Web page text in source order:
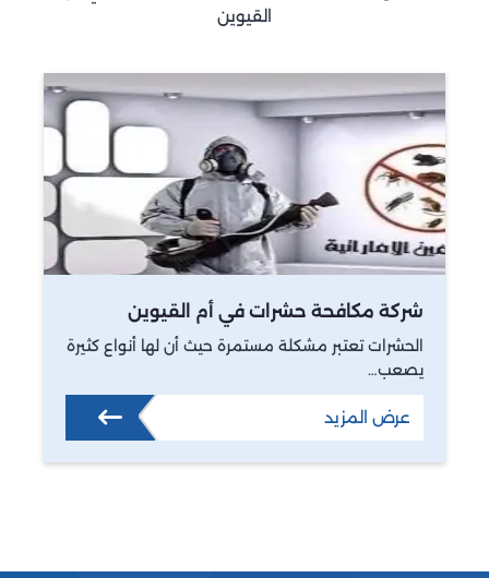
القيوين
شركة مكافحة حشرات في أم القيوين
الحشرات تعتبر مشكلة مستمرة حيث أن لها أنواع كثيرة
يصعب…
عرض المزيد